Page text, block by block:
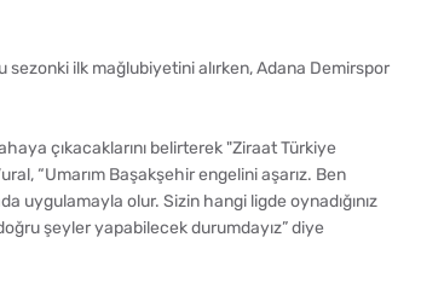
ilk mağlubiyetini alırken, Adana Demirspor
çıkacaklarını belirterek "Ziraat Türkiye
“Umarım Başakşehir engelini aşarız. Ben
uygulamayla olur. Sizin hangi ligde oynadığınız
şeyler yapabilecek durumdayız” diye